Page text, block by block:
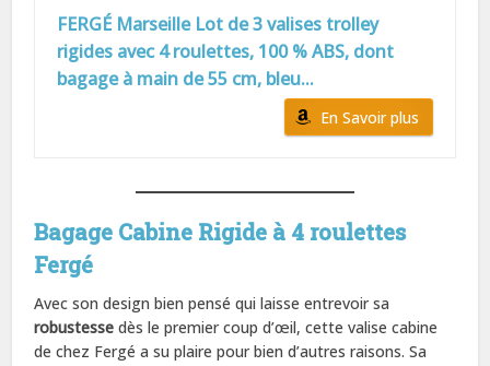
FERGÉ Marseille Lot de 3 valises trolley
rigides avec 4 roulettes, 100 % ABS, dont
bagage à main de 55 cm, bleu...
En Savoir plus
Bagage Cabine Rigide à 4 roulettes
Fergé
Avec son design bien pensé qui laisse entrevoir sa
robustesse dès le premier coup d’œil, cette valise cabine
de chez Fergé a su plaire pour bien d’autres raisons. Sa